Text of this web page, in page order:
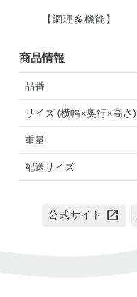
【調理多機能】
商品情報
品番
サイズ (横幅×奥行×高さ)
重量
配送サイズ
公式サイト